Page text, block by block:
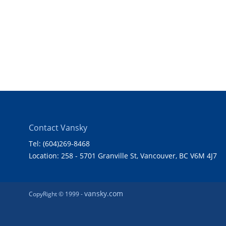
Contact Vansky
Tel: (604)269-8468
Location: 258 - 5701 Granville St, Vancouver, BC V6M 4J7
CopyRight © 1999 -vansky.com